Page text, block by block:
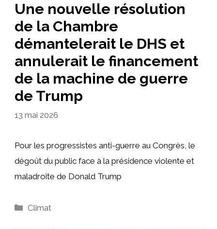
Une nouvelle résolution
de la Chambre
démantelerait le DHS et
annulerait le financement
de la machine de guerre
de Trump
13 mai 2026
Pour les progressistes anti-guerre au Congrès, le
dégoût du public face à la présidence violente et
maladroite de Donald Trump
Catégories
Climat